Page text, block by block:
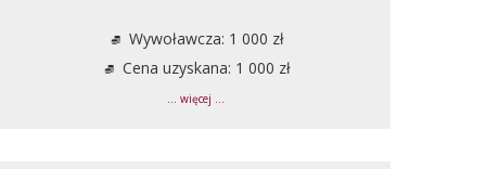
Wywoławcza: 1 000 zł
Cena uzyskana: 1 000 zł
... więcej ...